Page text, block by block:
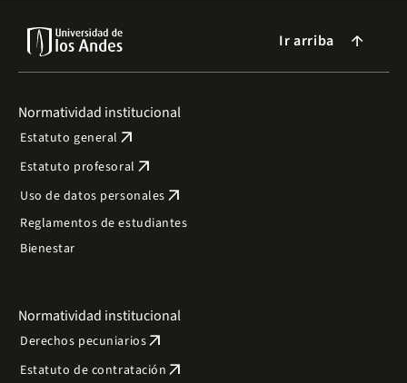
Ir arriba arrow_forward
Normatividad institucional
Estatuto general arrow_outward
Estatuto profesoral arrow_outward
Uso de datos personales arrow_outward
Reglamentos de estudiantes
Bienestar
Normatividad institucional
Derechos pecuniariosarrow_outward
Estatuto de contratación arrow_outward